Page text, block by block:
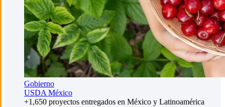
Gobierno
USDA México
+1,650 proyectos entregados en México y Latinoamérica